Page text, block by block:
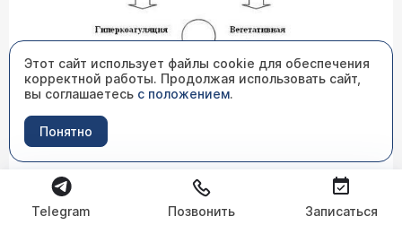
Независимо от инициирующих механизмов
(нестабильность показателей центральной
гемодинамики, микроциркуляторный блок, обтурация
Этот сайт использует файлы cookie для обеспечения
корректной работы. Продолжая использовать сайт,
вы соглашаетесь с положением.
Понятно
Telegram Позвонить Записаться